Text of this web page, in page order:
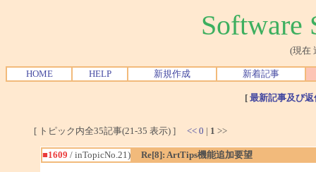
Software
(現在
HOME HELP 新規作成 新着記事
[ 最新記事及び
[ トピック内全35記事(21-35 表示) ] << 0 | 1 >>
■1609 / inTopicNo.21) Re[8]: ArtTips機能追加要望